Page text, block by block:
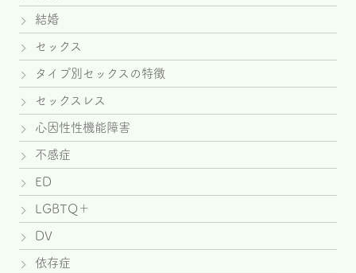
結婚
セックス
タイプ別セックスの特徴
セックスレス
心因性性機能障害
不感症
ED
LGBTQ＋
DV
依存症